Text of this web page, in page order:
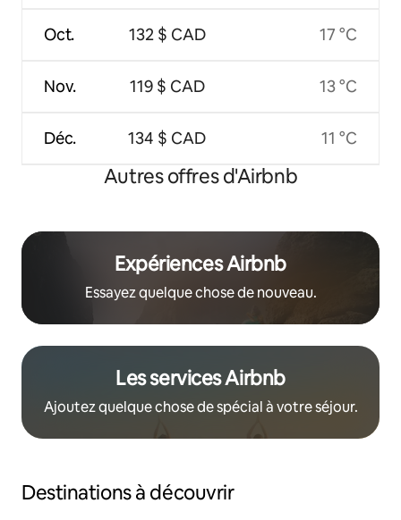
Oct.
Nov.
Déc.
132 $ CAD
119 $ CAD
134 $ CAD
17 °C
13 °C
11 °C
Autres offres d'Airbnb
Expériences Airbnb
Essayez quelque chose de nouveau.
Les services Airbnb
Ajoutez quelque chose de spécial à votre séjour.
Destinations à découvrir